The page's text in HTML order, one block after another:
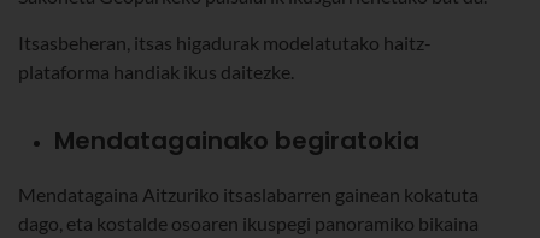
Itsasbeheran, itsas higadurak modelatutako haitz-
plataforma handiak ikus daitezke.
Mendatagainako begiratokia
Mendatagaina Aitzuriko itsaslabarren gainean kokatuta
dago, eta kostalde osoaren ikuspegi panoramiko bikaina